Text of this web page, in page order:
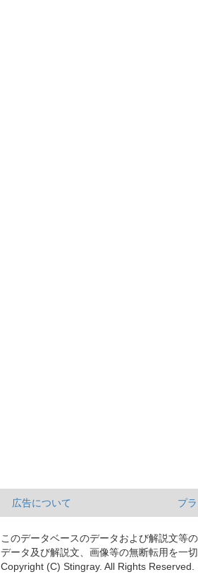
広告について プ
このデータベースのデータおよび解説文等
データ及び解説文、画像等の無断転用を一切
Copyright (C) Stingray. All Rights Reserved.